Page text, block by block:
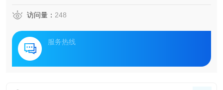
访问量： 248
服务热线